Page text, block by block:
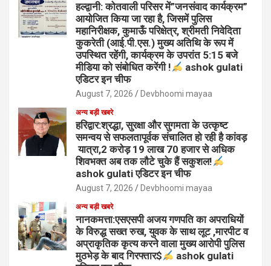
हल्द्वानी: कोतवाली परिसर में”जनसंवाद कार्यक्रम”
आयोजित किया जा रहा है, जिसमें पुलिस
महानिरीक्षक, कुमाऊँ परिक्षेत्र, श्रीमती निवेदिता
कुकरेती (आई.पी.एस.) मुख्य अतिथि के रूप में
उपस्थित रहेंगी, कार्यक्रम के उपरांत 5:15 बजे
मीडिया को संबोधित करेंगी !
ashok gulati
एडिटर इन चीफ
August 7, 2026 Devbhoomi mayaa
अन्य बड़ी खबरे
हरिद्वार:श्रद्धा, सुरक्षा और सुगमता के उत्कृष्ट
समन्वय से सफलतापूर्वक संचालित हो रही है कांवड़
यात्रा,2 करोड़ 19 लाख 70 हजार से अधिक
शिवभक्त अब तक लौटे चुके हैं सकुशल!
ashok gulati एडिटर इन चीफ
August 7, 2026 Devbhoomi mayaa
अन्य बड़ी खबरे
नानकमत्ता:एसएसपी अजय गणपति का अपराधियों
के विरुद्ध सख्त रुख, युवक के साथ लूट ,मारपीट व
अप्राकृतिक कृत्य करने वाला मुख्य आरोपी पुलिस
मुठभेड़ के बाद गिरफ्तार$
ashok gulati